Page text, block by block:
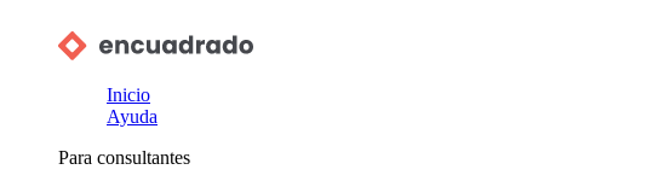
Inicio
Ayuda
Para consultantes